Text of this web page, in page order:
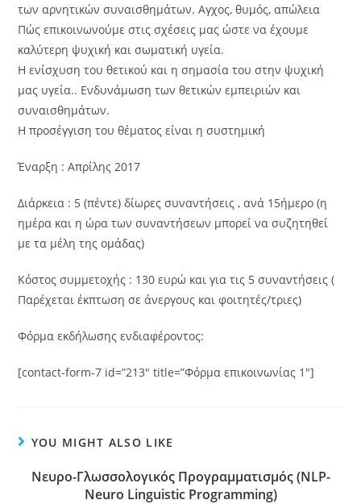
των αρνητικών συναισθημάτων. Αγχος, θυμός, απώλεια
Πώς επικοινωνούμε στις σχέσεις μας ώστε να έχουμε
καλύτερη ψυχική και σωματική υγεία.
Η ενίσχυση του θετικού και η σημασία του στην ψυχική
μας υγεία.. Ενδυνάμωση των θετικών εμπειριών και
συναισθημάτων.
Η προσέγγιση του θέματος είναι η συστημική
Έναρξη : Απρίλης 2017
Διάρκεια : 5 (πέντε) δίωρες συναντήσεις , ανά 15ήμερο (η
ημέρα και η ώρα των συναντήσεων μπορεί να συζητηθεί
με τα μέλη της ομάδας)
Κόστος συμμετοχής : 130 ευρώ και για τις 5 συναντήσεις (
Παρέχεται έκπτωση σε άνεργους και φοιτητές/τριες)
Φόρμα εκδήλωσης ενδιαφέροντος:
[contact-form-7 id=”213″ title=”Φόρμα επικοινωνίας 1″]
YOU MIGHT ALSO LIKE
Νευρο-Γλωσσολογικός Προγραμματισμός (NLP-
Neuro Linguistic Programming)